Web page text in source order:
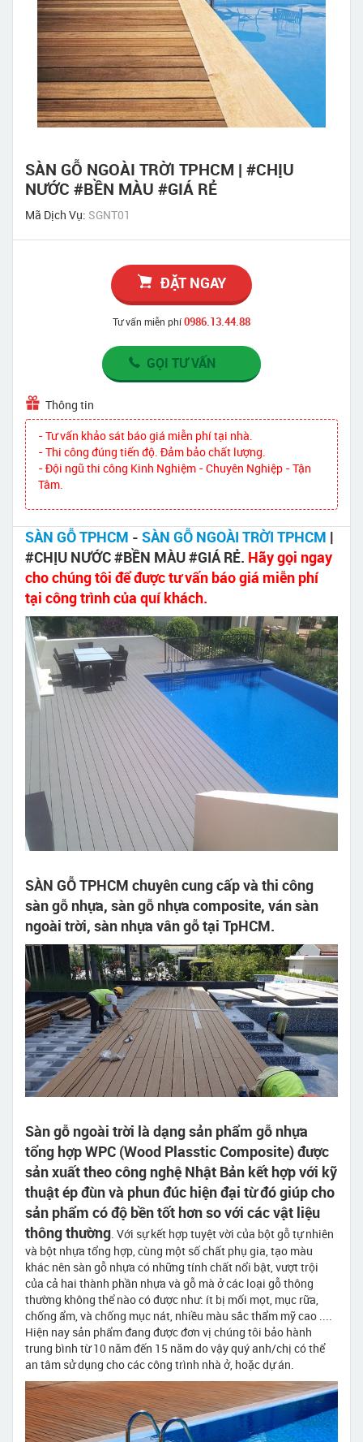
SÀN GỖ NGOÀI TRỜI TPHCM | #CHỊU
NƯỚC #BỀN MÀU #GIÁ RẺ
Mã Dịch Vụ: SGNT01
ĐẶT NGAY
Tư vấn miễn phí0986.13.44.88
GỌI TƯ VẤN
Thông tin
- Tư vấn khảo sát báo giá miễn phí tại nhà.
- Thi công đúng tiến độ. Đảm bảo chất lượng.
- Đội ngũ thi công Kinh Nghiệm - Chuyên Nghiệp - Tận
Tâm.
SÀN GỖ TPHCM - SÀN GỖ NGOÀI TRỜI TPHCM |
#CHỊU NƯỚC #BỀN MÀU #GIÁ RẺ. Hãy gọi ngay
cho chúng tôi để được tư vấn báo giá miễn phí
tại công trình của quí khách.
SÀN GỖ TPHCM chuyên cung cấp và thi công
sàn gỗ nhựa, sàn gỗ nhựa composite, ván sàn
ngoài trời, sàn nhựa vân gỗ tại TpHCM.
Sàn gỗ ngoài trời là dạng sản phẩm gỗ nhựa
tổng hợp WPC (Wood Plasstic Composite) được
sản xuất theo công nghệ Nhật Bản kết hợp với kỹ
thuật ép đùn và phun đúc hiện đại từ đó giúp cho
sản phẩm có độ bền tốt hơn so với các vật liệu
thông thường. Với sự kết hợp tuyệt vời của bột gỗ tự nhiên
và bột nhựa tổng hợp, cùng một số chất phụ gia, tạo màu
khác nên sàn gỗ nhựa có những tính chất nổi bật, vượt trội
của cả hai thành phần nhựa và gỗ mà ở các loại gỗ thông
thường không thể nào có được như: ít bị mối mọt, mục rữa,
chống ẩm, và chống mục nát, nhiều màu sắc thẩm mỹ cao ....
Hiện nay sản phẩm đang được đơn vị chúng tôi bảo hành
trung bình từ 10 năm đến 15 năm do vậy quý anh/chị có thể
an tâm sử dụng cho các công trình nhà ở, hoặc dự án.